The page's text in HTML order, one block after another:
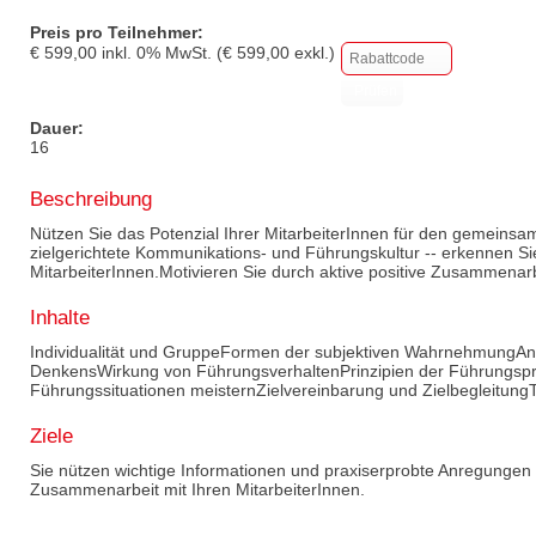
Preis pro Teilnehmer:
€ 599,00 inkl. 0% MwSt. (€ 599,00 exkl.)
Dauer:
16
Beschreibung
Nützen Sie das Potenzial Ihrer MitarbeiterInnen für den
zielgerichtete Kommunikations- und Führungskultur -- erkennen
MitarbeiterInnen.Motivieren Sie durch aktive positive
Inhalte
Individualität und GruppeFormen der subjektiven
DenkensWirkung von FührungsverhaltenPrinzipien der
Führungssituationen meisternZielvereinbarung und
Ziele
Sie nützen wichtige Informationen und praxiserprobte
Zusammenarbeit mit Ihren MitarbeiterInnen.